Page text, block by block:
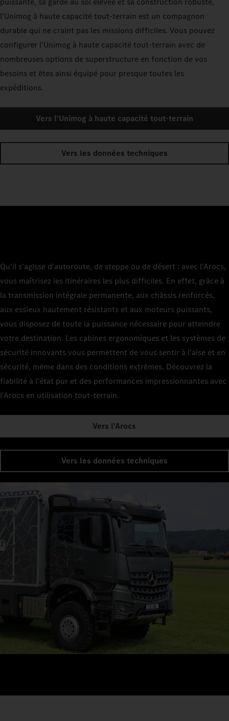
l'Unimog à haute capacité tout-terrain est un compagnon
durable qui ne craint pas les missions difficiles. Vous pouvez
configurer l'Unimog à haute capacité tout-terrain avec de
nombreuses options de superstructure en fonction de vos
besoins et êtes ainsi équipé pour presque toutes les
expéditions.
Vers l'Unimog à haute capacité tout-terrain
Vers les données techniques
Qu'il s'agisse d'autoroute, de steppe ou de désert : avec l'Arocs,
vous maîtrisez les itinéraires les plus difficiles. En effet, grâce à
la transmission intégrale permanente, aux châssis renforcés,
aux essieux hautement résistants et aux moteurs puissants,
vous disposez de toute la puissance nécessaire pour atteindre
votre destination. Les cabines ergonomiques et les systèmes de
sécurité innovants vous permettent de vous sentir à l'aise et en
sécurité, même dans des conditions extrêmes. Découvrez la
fiabilité à l'état pur et des performances impressionnantes avec
l'Arocs en utilisation tout-terrain.
Vers l'Arocs
Vers les données techniques